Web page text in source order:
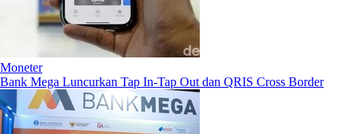
Moneter
Bank Mega Luncurkan Tap In-Tap Out dan QRIS Cross Border